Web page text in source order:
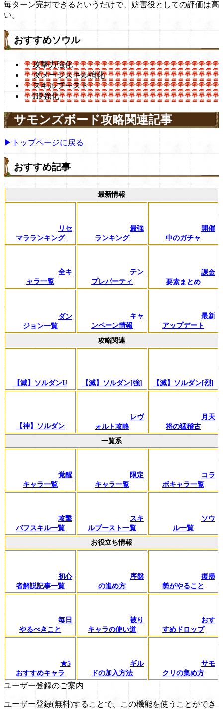
毎ターン完封できるというだけで、妨害役としての評価は高
い。
おすすめソウル
攻撃力強化
ダメージスキル強化
スキルブースト
HP強化
サモンズボード攻略関連記事
▶トップページに戻る
おすすめ記事
最新情報
リセ
マラランキング
最強
ランキング
開催
中のガチャ
全キ
ャラ一覧
テン
プレパーティ
課金
要素まとめ
ダン
ジョン一覧
キャ
ンペーン情報
最新
アップデート
攻略関連
【滅】ソルダンU 【滅】ソルダン[強] 【滅】ソルダン[烈]
【神】ソルダン
レヴ
ォルト攻略
月天
将の猛稽古
一覧系
覚醒
キャラ一覧
限定
キャラ一覧
コラ
ボキャラ一覧
攻撃
バフスキル一覧
スキ
ルブースト一覧
ソウ
ル一覧
お役立ち情報
初心
者解説記事一覧
序盤
の進め方
復帰
勢がやること
毎日
やるべきこと
被り
キャラの使い道
おす
すめドロップ
★5
おすすめキャラ
ギル
ドの加入方法
サモ
クリの集め方
ユーザー登録のご案内
ユーザー登録(無料)することで、この機能を使うことができ